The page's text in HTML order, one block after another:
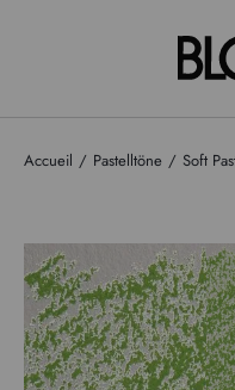
Accueil Pastelltöne Soft